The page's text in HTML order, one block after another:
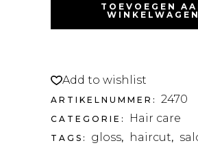
TOEVOEGEN
WINKELWAGEN
Add to wishlist
ARTIKELNUMMER: 2470
CATEGORIE: Hair care
TAGS: gloss, haircut,